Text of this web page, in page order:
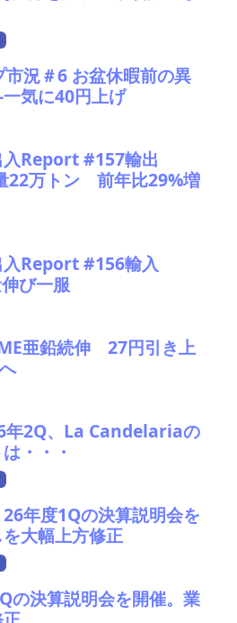
況＃6 お盆休暇前の異
気に40円上げ
入Report #157輸出
22万トン 前年比29%増
入Report #156輸入
び一服
亜鉛続伸 27円引き上
年2Q、La Candelariaの
・・・
年度1Qの決算説明会を
大幅上方修正
の決算説明会を開催。業